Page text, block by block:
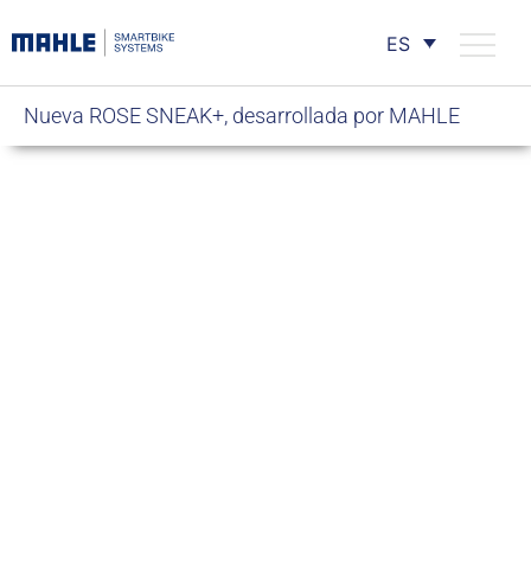
ES
Nueva ROSE SNEAK+, desarrollada por MAHLE